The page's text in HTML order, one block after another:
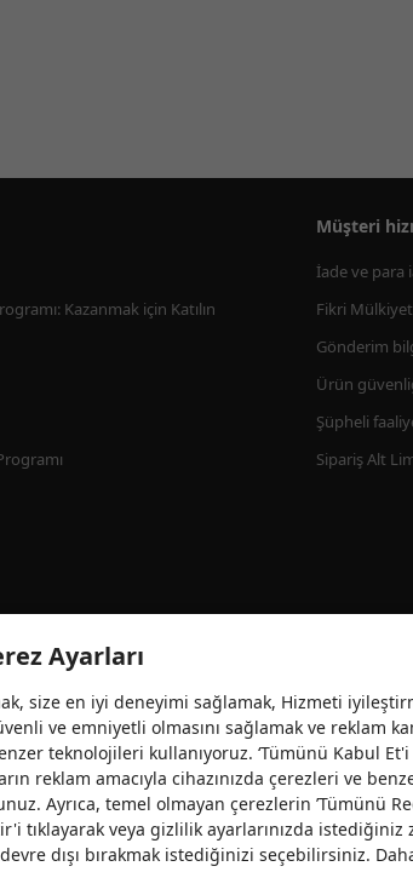
Kazanmak için Katılın
Müşteri
İade ve para
Fikri
Gönderim
Ürün
Şüpheli
Sipariş Alt
Ayarları
size en iyi deneyimi sağlamak, Hizmeti
ve emniyetli olmasını sağlamak ve reklam
teknolojileri kullanıyoruz. ‘Tümünü Kabul
reklam amacıyla cihazınızda çerezleri ve
Ayrıca, temel olmayan çerezlerin ’Tümünü
tıklayarak veya gizlilik ayarlarınızda
dışı bırakmak istediğinizi seçebilirsiniz.